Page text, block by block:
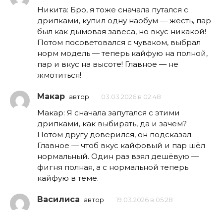
Никита: Бро, я тоже сначала путался с
дрипками, купил одну наобум — жесть, пар
был как дымовая завеса, но вкус никакой!
Потом посоветовался с чуваком, выбрал
норм модель — теперь кайфую на полной,
пар и вкус на высоте! Главное — не
жмотиться!
Макар автор 03.03.2026 в 02:48
Макар: Я сначала запутался с этими
дрипками, как выбирать, да и зачем?
Потом другу доверился, он подсказал.
Главное — чтоб вкус кайфовый и пар шёл
нормальный. Один раз взял дешёвую —
фигня полная, а с нормальной теперь
кайфую в теме.
Василиса автор 19.03.2026 в 05:28